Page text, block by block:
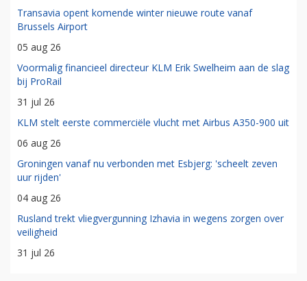
Transavia opent komende winter nieuwe route vanaf
Brussels Airport
05 aug 26
Voormalig financieel directeur KLM Erik Swelheim aan de slag
bij ProRail
31 jul 26
KLM stelt eerste commerciële vlucht met Airbus A350-900 uit
06 aug 26
Groningen vanaf nu verbonden met Esbjerg: 'scheelt zeven
uur rijden'
04 aug 26
Rusland trekt vliegvergunning Izhavia in wegens zorgen over
veiligheid
31 jul 26